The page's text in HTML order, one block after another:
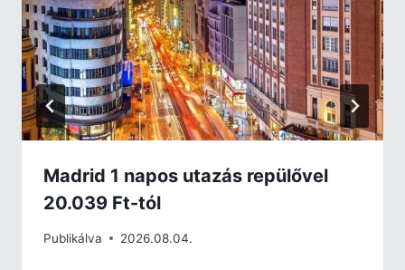
Madrid 1 napos utazás repülővel
20.039 Ft-tól
Publikálva 2026.08.04.